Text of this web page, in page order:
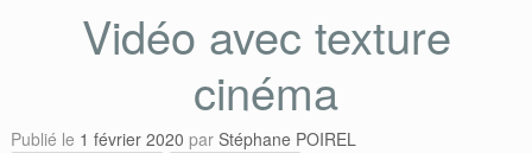
Vidéo avec texture
cinéma
Publié le 1 février 2020 par Stéphane POIREL